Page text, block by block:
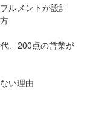
ルメントが設計
、200点の営業が
い理由